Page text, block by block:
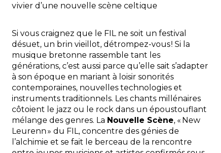
vivier d’une nouvelle scène celtique
Si vous craignez que le FIL ne soit un festival
désuet, un brin vieillot, détrompez-vous ! Si la
musique bretonne rassemble tant les
générations, c’est aussi parce qu’elle sait s’adapter
à son époque en mariant à loisir sonorités
contemporaines, nouvelles technologies et
instruments traditionnels. Les chants millénaires
côtoient le jazz ou le rock dans un époustouflant
mélange des genres. La Nouvelle Scène, « New
Leurenn » du FIL, concentre des génies de
l’alchimie et se fait le berceau de la rencontre